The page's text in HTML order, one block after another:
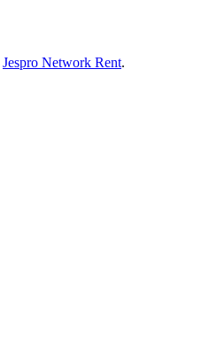
Jespro Network Rent.